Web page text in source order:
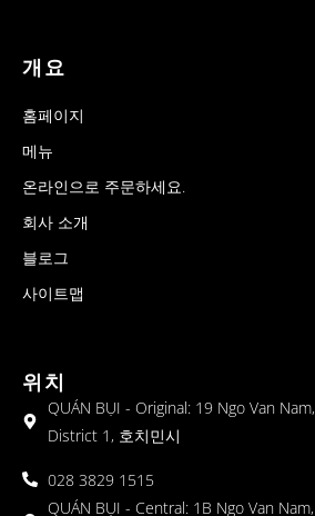
개요
홈페이지
메뉴
온라인으로 주문하세요.
회사 소개
블로그
사이트맵
위치
QUÁN BỤI - Original: 19 Ngo Van
District 1, 호치민시
028 3829 1515
QUÁN BỤI - Central: 1B Ngo Van